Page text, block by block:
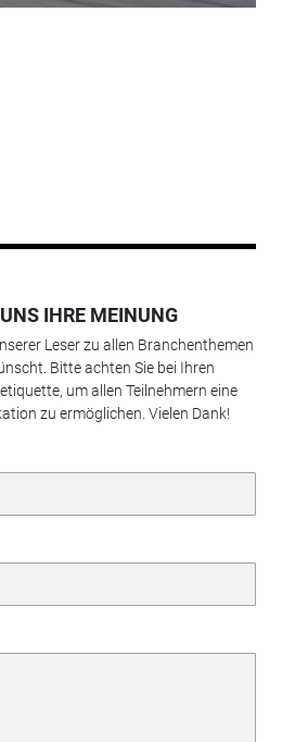
IHRE MEINUNG
Leser zu allen Branchenthemen
Bitte achten Sie bei Ihren
um allen Teilnehmern eine
zu ermöglichen. Vielen Dank!